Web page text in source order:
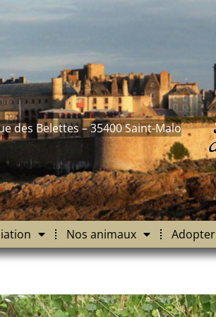
des Belettes – 35400 Saint-Malo
Nos animaux Adopter